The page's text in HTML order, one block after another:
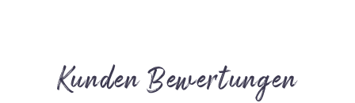
Kunden Bewertungen